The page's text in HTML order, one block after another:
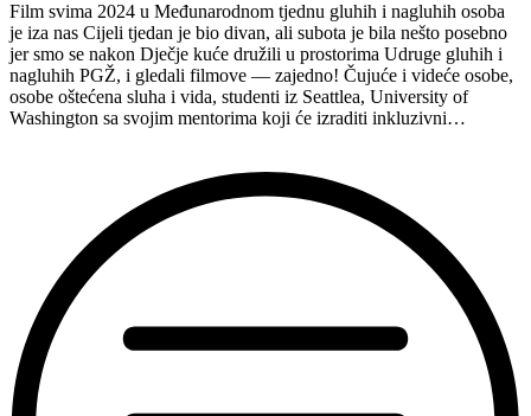
Film svima 2024 u Međunarodnom tjednu gluhih i nagluhih osoba
je iza nas Cijeli tjedan je bio divan, ali subota je bila nešto posebno
jer smo se nakon Dječje kuće družili u prostorima Udruge gluhih i
nagluhih PGŽ, i gledali filmove — zajedno! Čujuće i videće osobe,
osobe oštećena sluha i vida, studenti iz Seattlea, University of
Washington sa svojim mentorima koji će izraditi inkluzivni…